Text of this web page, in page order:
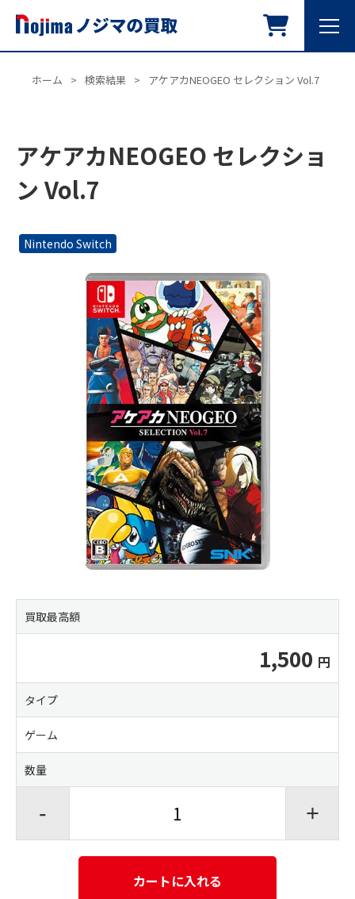
ホーム > 検索結果 > アケアカNEOGEO セレクション Vol.7
アケアカNEOGEO セレクショ
ン Vol.7
Nintendo Switch
買取最高額
1,500
タイプ
ゲーム
数量
- +
カートに入れる